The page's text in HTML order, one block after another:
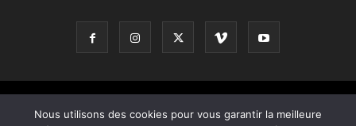
Nous utilisons des cookies pour vous garantir la meilleure